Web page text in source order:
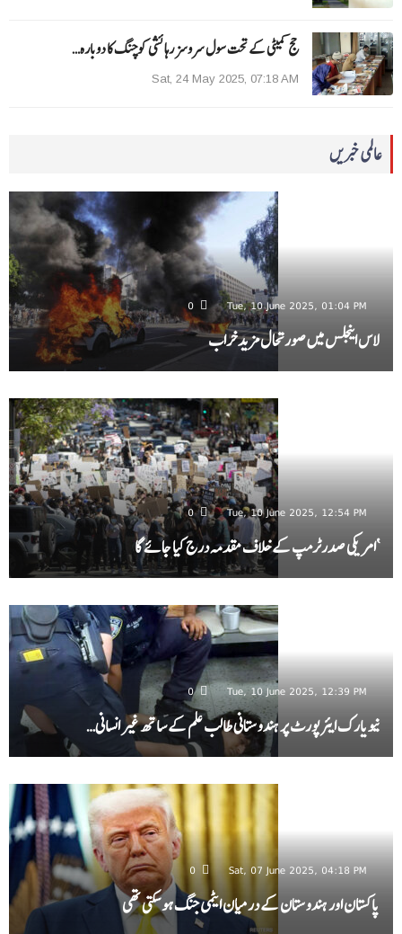
حج کمیٹی کے تحت سول سروسز رہائشی کوچنگ کا دوبارہ…
Sat, 24 May 2025, 07:18 AM
عالمی خبریں
Tue, 10 June 2025, 01:04 PM
0
لاس اینجلس میں صورتحال مزید خراب
Tue, 10 June 2025, 12:54 PM
0
‘امریکی صدرٹرمپ کے خلاف مقدمہ درج کیا جائے گا
Tue, 10 June 2025, 12:39 PM
0
نیویارک ایئرپورٹ پر ہندوستانی طالب علم کے ساتھ غیر انسانی…
Sat, 07 June 2025, 04:18 PM
0
پاکستان اور ہندوستان کے درمیان ایٹمی جنگ ہو سکتی تھی